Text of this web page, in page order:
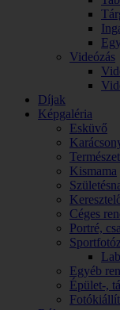
Videózás
Díjak
Képgaléria
Esküvő
Kismama
Céges
Portré,
Egyéb
Épület-,